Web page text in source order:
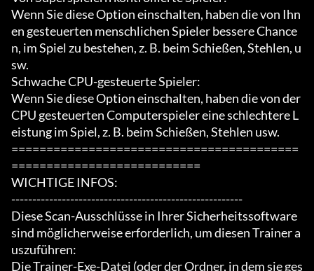
Wenn Sie diese Option einschalten, haben die von Ihn
en gesteuerten menschlichen Spieler bessere Chance
n, im Spiel zu bestehen, z. B. beim Schießen, Stehlen, u
sw.
Schwache CPU-gesteuerte Spieler:
Wenn Sie diese Option einschalten, haben die von der
CPU gesteuerten Computerspieler eine schlechtere L
eistung im Spiel, z. B. beim Schießen, Stehlen usw.
=========================================
===========================
WICHTIGE INFOS:
-------------------------------------------------------
Diese Scan-Ausschlüsse in Ihrer Sicherheitssoftware
sind möglicherweise erforderlich, um diesen Trainer a
uszuführen:
Die Trainer-Exe-Datei (oder der Ordner, in dem sie ges